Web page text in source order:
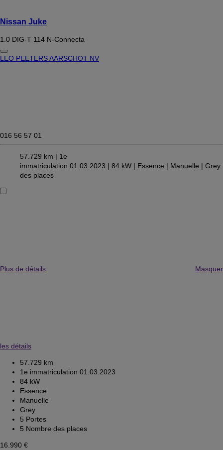
Nissan Juke
1.0 DIG-T 114 N-Connecta
LEO PEETERS AARSCHOT NV
016 56 57 01
57.729 km | 1e
immatriculation 01.03.2023 | 84 kW | Essence | Manuelle | Grey
des places
Plus de détails Masquer
les détails
57.729 km
1e immatriculation 01.03.2023
84 kW
Essence
Manuelle
Grey
5 Portes
5 Nombre des places
16.990 €